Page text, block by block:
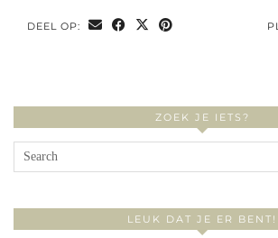
DEEL OP:
ZOEK JE IETS?
LEUK DAT JE ER BENT!